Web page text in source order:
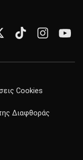
Cookies
Διαφθοράς